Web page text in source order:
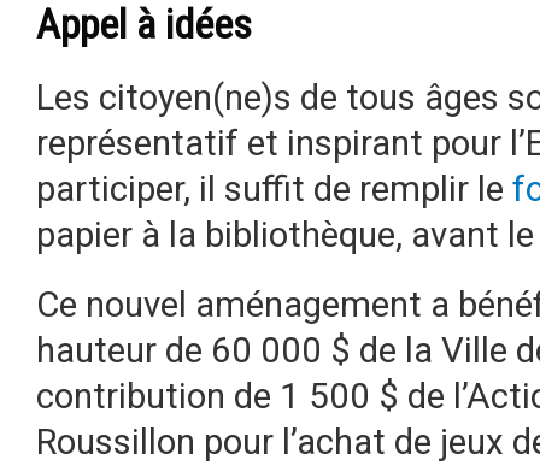
Appel à idées
Les citoyen(ne)s de tous âges
représentatif et inspirant pour
participer, il suffit de remplir le
papier à la bibliothèque, avant
Ce nouvel aménagement a
hauteur de 60 000 $ de la Ville
contribution de 1 500 $ de
Roussillon pour l’achat de jeux